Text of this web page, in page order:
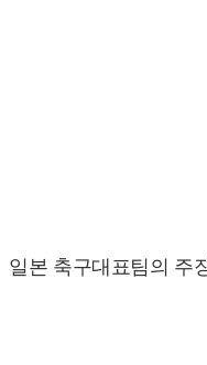
일본 축구대표팀의 주